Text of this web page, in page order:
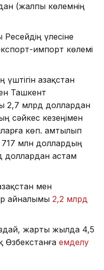
(жалпы көлемнің
үлесіне
импорт көлемі
Қазақстан
Ташкент
2,7 млрд доллардан
сәйкес кезеңімен
көп. Қамтылып
717 млн доллардың
доллардан астам
мен
айналымы 2,2 млрд
жарты жылда 4,5
Өзбекстанға емделу